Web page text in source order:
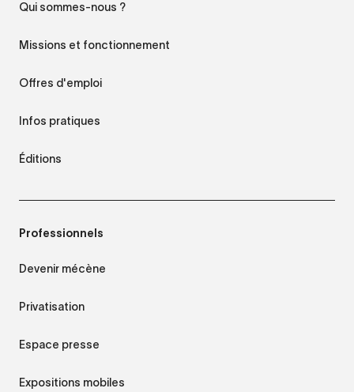
Qui sommes-nous ?
Missions et fonctionnement
Offres d'emploi
Infos pratiques
Éditions
Professionnels
Devenir mécène
Privatisation
Espace presse
Expositions mobiles